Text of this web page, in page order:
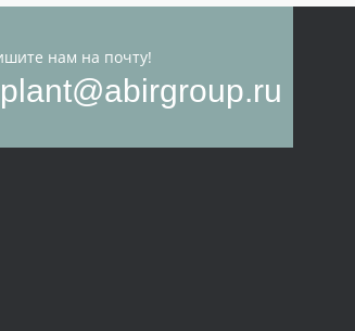
нам на почту!